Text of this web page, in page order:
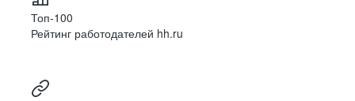
Топ-100
Рейтинг работодателей hh.ru